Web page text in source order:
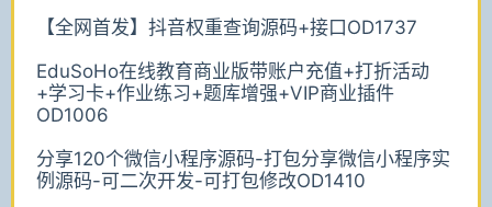
【全网首发】抖音权重查询源码+接口OD1737
EduSoHo在线教育商业版带账户充值+打折活动
+学习卡+作业练习+题库增强+VIP商业插件
OD1006
分享120个微信小程序源码-打包分享微信小程序实
例源码-可二次开发-可打包修改OD1410